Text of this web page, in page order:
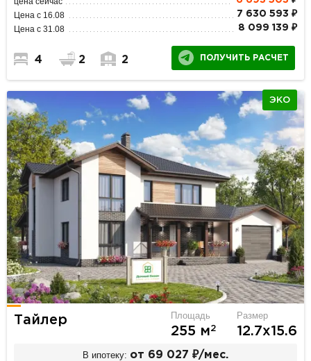
Цена с 16.08 7 630 593 ₽
Цена с 31.08 8 099 139 ₽
4 2 2 ПОЛУЧИТЬ РАСЧЕТ
ЭКО
Тайлер Площадь
255 м2
Размер
12.7х15.6
В ипотеку: от 69 027 ₽/мес.